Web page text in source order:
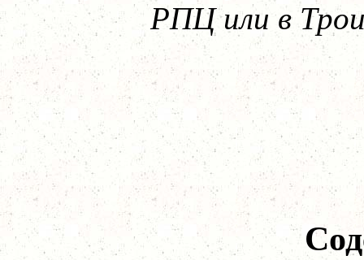
РПЦ или в